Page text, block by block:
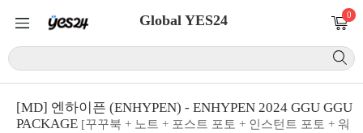
Global YES24 0
[MD] 엔하이픈 (ENHYPEN) - ENHYPEN 2024 GGU GGU
PACKAGE [꾸꾸북 + 노트 + 포스트 포토 + 인스턴트 포토 + 워